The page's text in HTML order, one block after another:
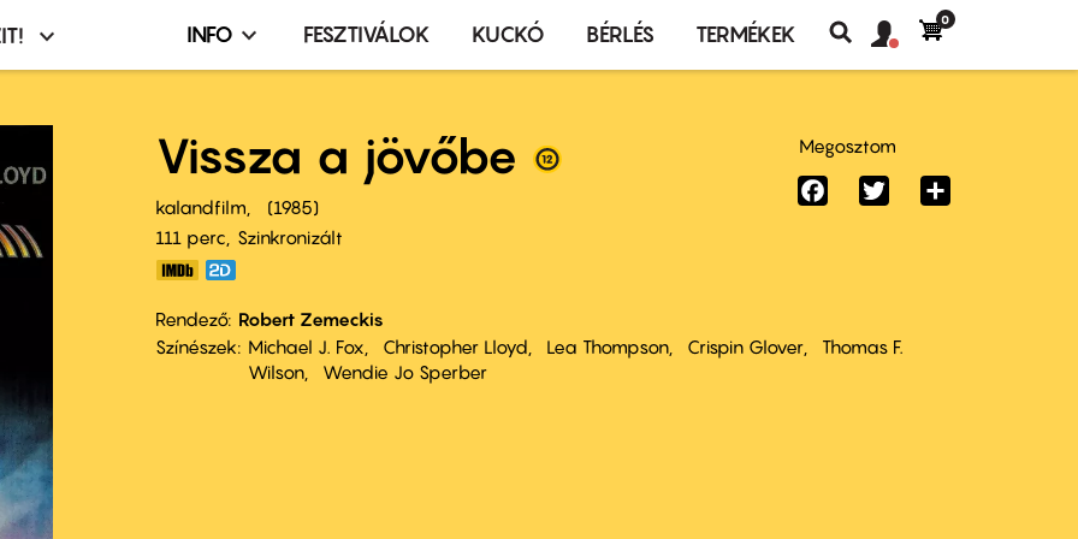
Infó,
terembérlés
menü
INFO FESZTIVÁLOK KUCKÓ BÉRLÉS TERMÉKEK
Keresés
fiók
Felhasználói
0
Vissza a jövőbe
kalandfilm
1985
111 perc,
Szinkronizált
Rendező Robert Zemeckis
Színészek
Michael J. Fox Christopher Lloyd Lea Thompson Crispin Glover
Thomas F.
Wilson
Wendie Jo Sperber
Megosztom
FacebookTwitter